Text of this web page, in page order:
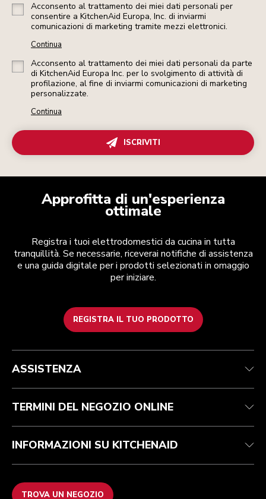
Acconsento al trattamento dei miei dati personali per
consentire a KitchenAid Europa, Inc. di inviarmi
comunicazioni di marketing tramite mezzi elettronici.
Continua
Acconsento al trattamento dei miei dati personali da parte
di KitchenAid Europa Inc. per lo svolgimento di attività di
profilazione, al fine di inviarmi comunicazioni di marketing
personalizzate.
Continua
ISCRIVITI
Approfitta di un'esperienza
ottimale
Registra i tuoi elettrodomestici da cucina in tutta
tranquillità. Se necessarie, riceverai notifiche di assistenza
e una guida digitale per i prodotti selezionati in omaggio
per iniziare.
REGISTRA IL TUO PRODOTTO
Assistenza clienti
Garanzia e documentazione
Contattaci
Termini e condizioni
Resi e rimborsi
Imprint
ODR
Per il marchio
Trova un negozio
ASSISTENZA
TERMINI DEL NEGOZIO ONLINE
INFORMAZIONI SU KITCHENAID
TROVA UN NEGOZIO